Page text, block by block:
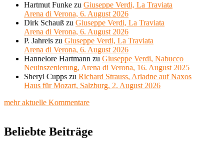
Hartmut Funke zu Giuseppe Verdi, La Traviata
Arena di Verona, 6. August 2026
Dirk Schauß zu Giuseppe Verdi, La Traviata
Arena di Verona, 6. August 2026
P. Jahreis zu Giuseppe Verdi, La Traviata
Arena di Verona, 6. August 2026
Hannelore Hartmann zu Giuseppe Verdi, Nabucco
Neuinszenierung, Arena di Verona, 16. August 2025
Sheryl Cupps zu Richard Strauss, Ariadne auf Naxos
Haus für Mozart, Salzburg, 2. August 2026
mehr aktuelle Kommentare
Beliebte Beiträge